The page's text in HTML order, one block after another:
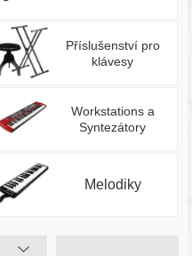
Příslušenství pro
klávesy
Workstations a
Syntezátory
Melodiky